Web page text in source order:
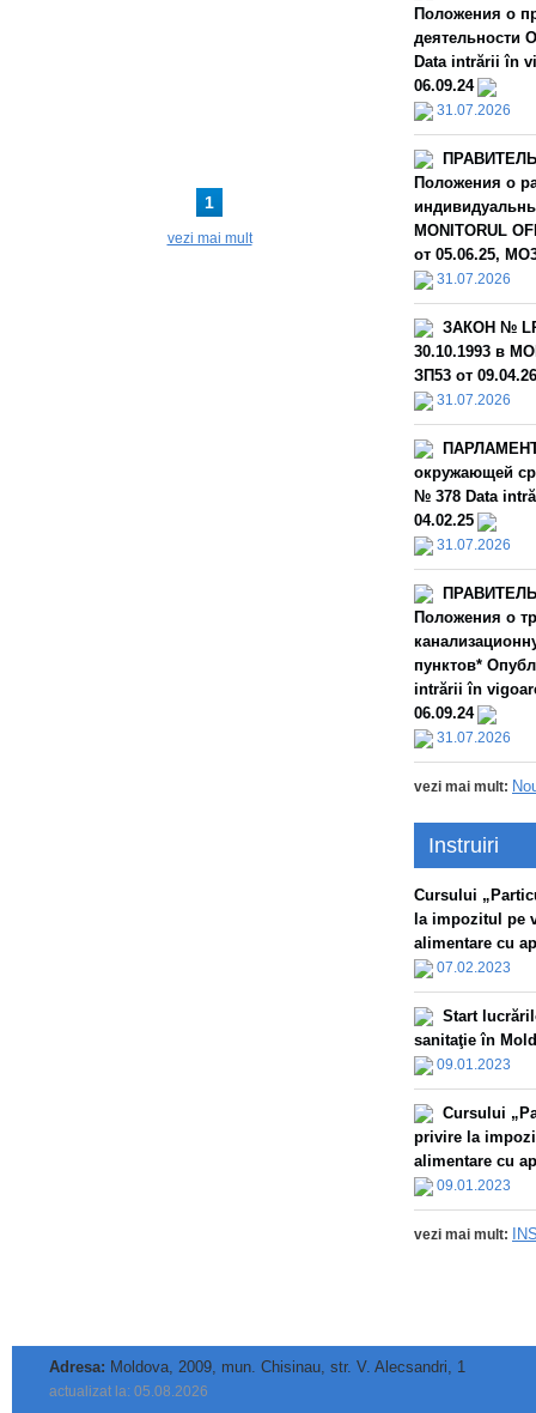
1
vezi mai mult
Положения о
деятельности
Data intrării în
06.09.24
31.07.2026
Положения о
MONITORUL
от 05.06.25,
31.07.2026
ЗАКОН №
30.10.1993 в
ЗП53 от
31.07.2026
ПАРЛАМЕНТ
окружающей
№ 378 Data
04.02.25
31.07.2026
Положения о
пунктов*
intrării în
06.09.24
31.07.2026
vezi mai mult:
Instruiri
Сursului
la impozitul pe
alimentare cu
07.02.2023
Start
sanitaţie în
09.01.2023
Сursului
privire la
alimentare cu
09.01.2023
vezi mai mult:
Adresa: Moldova, 2009, mun. Chisinau, str. V. Alecsandri, 1
actualizat la: 05.08.2026